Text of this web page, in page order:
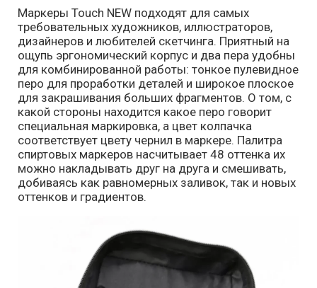
Маркеры Touch NEW подходят для самых
требовательных художников, иллюстраторов,
дизайнеров и любителей скетчинга. Приятный на
ощупь эргономический корпус и два пера удобны
для комбинированной работы: тонкое пулевидное
перо для проработки деталей и широкое плоское
для закрашивания больших фрагментов. О том, с
какой стороны находится какое перо говорит
специальная маркировка, а цвет колпачка
соответствует цвету чернил в маркере. Палитра
спиртовых маркеров насчитывает 48 оттенка их
можно накладывать друг на друга и смешивать,
добиваясь как равномерных заливок, так и новых
оттенков и градиентов.